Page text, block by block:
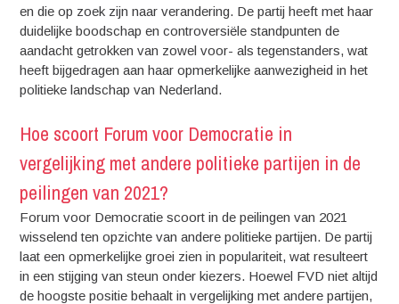
en die op zoek zijn naar verandering. De partij heeft met haar
duidelijke boodschap en controversiële standpunten de
aandacht getrokken van zowel voor- als tegenstanders, wat
heeft bijgedragen aan haar opmerkelijke aanwezigheid in het
politieke landschap van Nederland.
Hoe scoort Forum voor Democratie in
vergelijking met andere politieke partijen in de
peilingen van 2021?
Forum voor Democratie scoort in de peilingen van 2021
wisselend ten opzichte van andere politieke partijen. De partij
laat een opmerkelijke groei zien in populariteit, wat resulteert
in een stijging van steun onder kiezers. Hoewel FVD niet altijd
de hoogste positie behaalt in vergelijking met andere partijen,